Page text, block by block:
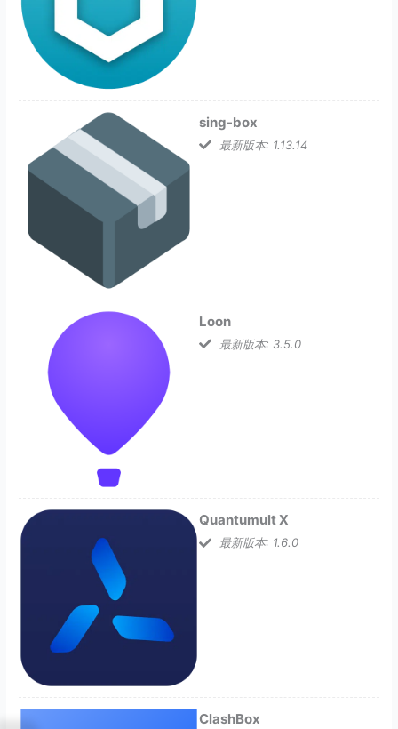
sing-box
最新版本: 1.13.14
Loon
最新版本: 3.5.0
Quantumult X
最新版本: 1.6.0
ClashBox